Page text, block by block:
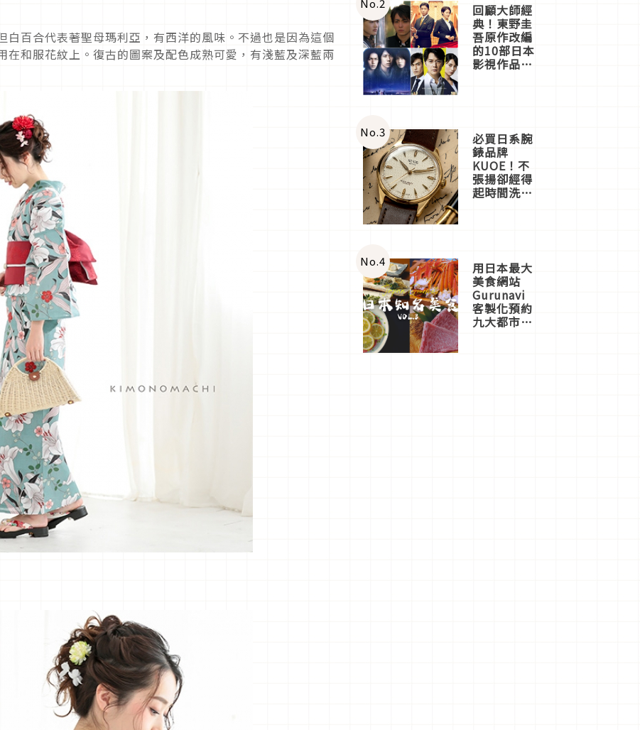
白百合代表著聖母瑪利亞，有西洋的風味。不過也是因為這個
在和服花紋上。復古的圖案及配色成熟可愛，有淺藍及深藍兩
回顧大師經
典！東野圭
吾原作改編
的10部日本
影視作品推
No.3 必買日系腕
錶品牌
KUOE！不
張揚卻經得
起時間洗鍊
No.4 用日本最大
美食網站
Gurunavi
客製化預約
九大都市餐